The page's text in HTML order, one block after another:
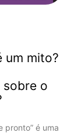
um mito?
o
pronto” é uma